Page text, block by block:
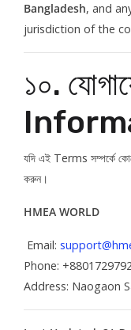
Bangladesh, and
jurisdiction of the
১০.
যদি এই Terms সম্পর্কে
করুন।
HMEA WORLD
Email:
Phone:
Address: Naogaon